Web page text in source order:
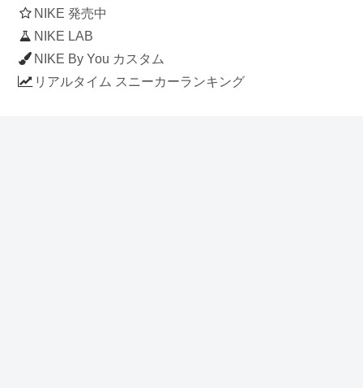
NIKE 発売中
NIKE LAB
NIKE By You カスタム
リアルタイム スニーカーランキング